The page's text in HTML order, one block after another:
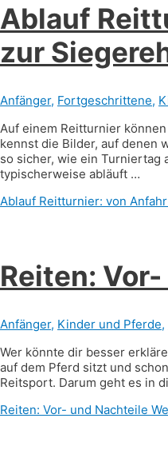
Ablauf
zur
Anfänger, Fortgeschrittene,
Auf einem Reitturnier
kennst die Bilder, auf denen
so sicher, wie ein Turniertag
typischerweise abläuft …
Ablauf Reitturnier: von
Reiten:
Anfänger, Kinder und Pferde,
Wer könnte dir besser
auf dem Pferd sitzt und
Reitsport. Darum geht es in
Reiten: Vor- und Nachteile